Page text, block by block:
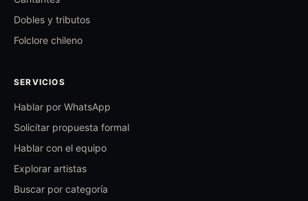
Dobles y tributos
Folclore chileno
SERVICIOS
Hablar por WhatsApp
Solicitar propuesta formal
Hablar con el equipo
Explorar artistas
Buscar por categoría